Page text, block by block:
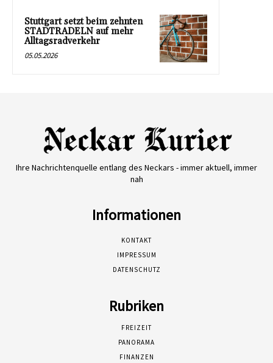
Stuttgart setzt beim zehnten
STADTRADELN auf mehr
Alltagsradverkehr
05.05.2026
Ihre Nachrichtenquelle entlang des Neckars - immer aktuell, immer
nah
Informationen
KONTAKT
IMPRESSUM
DATENSCHUTZ
Rubriken
FREIZEIT
PANORAMA
FINANZEN